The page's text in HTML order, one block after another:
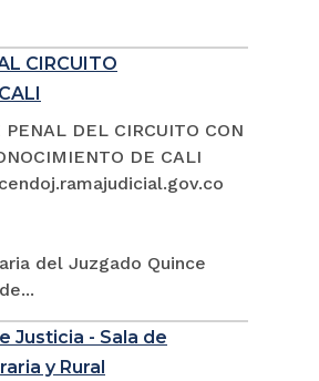
CIRCUITO
DEL CIRCUITO CON
DE CALI
del Juzgado Quince
Justicia - Sala de
y Rural